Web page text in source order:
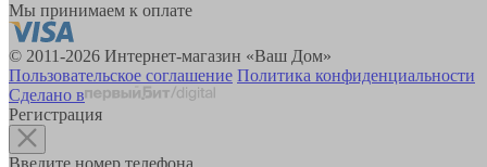
Мы принимаем к оплате
© 2011-2026 Интернет-магазин «Ваш Дом»
Пользовательское соглашение Политика конфиденциальности
Сделано в
Регистрация